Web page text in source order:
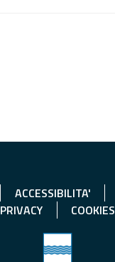
ACCESSIBILITA'
PRIVACY
COOKIES